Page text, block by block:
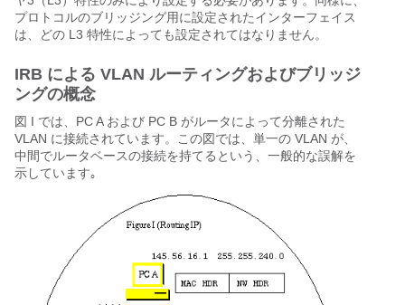
プロトコルのブリッジング用に設定されたインターフェイス
は、どの L3 特性によっても設定されてはなりません。
IRB による VLAN ルーティングおよびブリッジ
ングの概念
図 I では、PC A および PC B がルータによって分離された
VLAN に接続されています。この図では、単一の VLAN が、
中間でルータベースの接続を持てるという、一般的な誤解を
示しています｡